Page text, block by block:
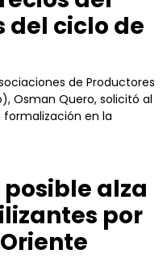
del ciclo de
de Productores
Osman Quero, solicitó al
en la
alza
por